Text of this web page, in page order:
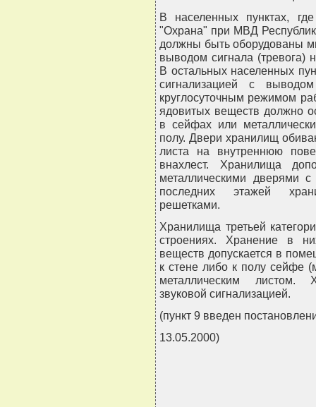
В населенных пунктах,
"Охрана" при МВД
должны быть оборудованы
выводом сигнала (тревога)
В остальных населенных
сигнализацией с
круглосуточным режимом
ядовитых веществ должно
в сейфах или
полу. Двери хранилищ
листа на внутреннюю
внахлест. Хранилища
металлическими дверями
последних этажей
решетками.
Хранилища третьей
строениях. Хранение в
веществ допускается в
к стене либо к полу сейфе
металлическим листом.
звуковой сигнализацией.
(пункт 9 введен
13.05.2000)